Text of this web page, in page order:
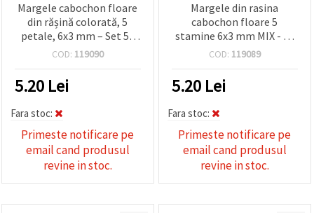
Margele cabochon floare
din rășină colorată, 5
petale, 6x3 mm – Set 50
buc., culori asortate (mix)
handmade și proiecte DIY
COD: 119090
5.20 Lei
Fara stoc:
Primeste notificare pe
email cand produsul
revine in stoc.
Margele din rasina
cabochon floare 5
stamine 6x3 mm MIX - 50
bucati
COD: 119089
5.20 Lei
Fara stoc:
Primeste notificare pe
email cand produsul
revine in stoc.